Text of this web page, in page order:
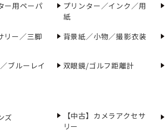
ー用ペーパ
プリンター／インク／用
紙
リー／三脚 背景紙／小物／撮影衣装
ブルーレイ 双眼鏡/ゴルフ距離計
ズ
【中古】カメラアクセサ
リー